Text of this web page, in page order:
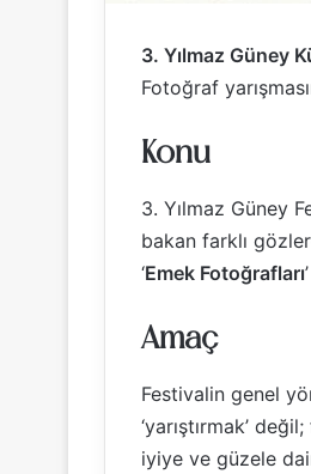
3. Yılmaz Güney
Fotoğraf
Konu
3. Yılmaz Güney
bakan farklı
‘Emek Fotoğrafları
Amaç
Festivalin genel
‘yarıştırmak’
iyiye ve güzele